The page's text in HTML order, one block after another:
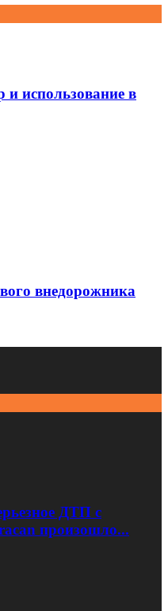
использование в
внедорожника
ДТП с
произошло...